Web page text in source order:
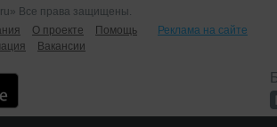
Все права защищены.
О проекте Помощь
Реклама на сайте
Вакансии